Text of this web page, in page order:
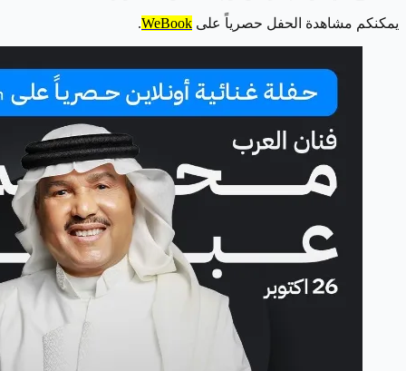
يمكنكم مشاهدة الحفل حصرياً على WeBook
.